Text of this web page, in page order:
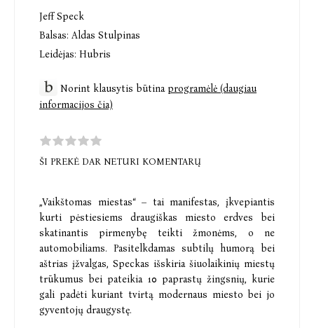
Jeff Speck
Balsas: Aldas Stulpinas
Leidėjas: Hubris
Norint klausytis būtinaprogramėlė (daugiau
informacijos čia)
ŠI PREKĖ DAR NETURI KOMENTARŲ
„Vaikštomas miestas“ – tai manifestas, įkvepiantis
kurti pėstiesiems draugiškas miesto erdves bei
skatinantis pirmenybę teikti žmonėms, o ne
automobiliams. Pasitelkdamas subtilų humorą bei
aštrias įžvalgas, Speckas išskiria šiuolaikinių miestų
trūkumus bei pateikia 10 paprastų žingsnių, kurie
gali padėti kuriant tvirtą modernaus miesto bei jo
gyventojų draugystę.